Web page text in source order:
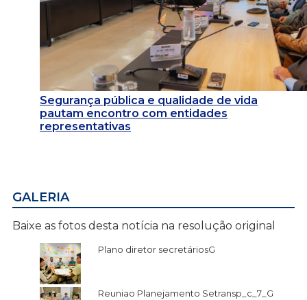
Segurança pública e qualidade de vida
pautam encontro com entidades
representativas
GALERIA
Baixe as fotos desta notícia na resolução original
Plano diretor secretáriosG
Reuniao Planejamento Setransp_c_7_G